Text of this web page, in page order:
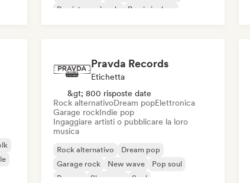
Rap internazionale
Rap in inglese
Pravda Records
Etichetta
&gt; 800 risposte date
Rock alternativoDream popElettronica
Garage rockIndie pop
Ingaggiare artisti o pubblicare la loro
musica
Rock alternativo
Dream pop
Garage rock
New wave
Pop soul
Reggae
Shoegaze Soul